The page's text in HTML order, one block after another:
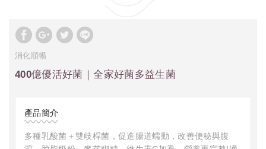
消化順暢
400億優活好菌｜全家好菌多益生菌
產品簡介
多種乳酸菌＋雙歧桿菌，促進腸道蠕動，改善便秘與腹